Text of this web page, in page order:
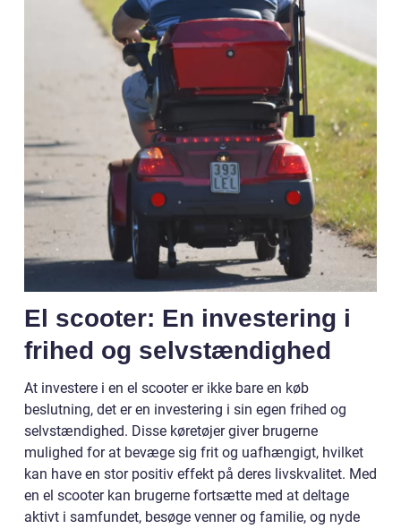
El scooter: En investering i
frihed og selvstændighed
At investere i en el scooter er ikke bare en køb
beslutning, det er en investering i sin egen frihed og
selvstændighed. Disse køretøjer giver brugerne
mulighed for at bevæge sig frit og uafhængigt, hvilket
kan have en stor positiv effekt på deres livskvalitet. Med
en el scooter kan brugerne fortsætte med at deltage
aktivt i samfundet, besøge venner og familie, og nyde